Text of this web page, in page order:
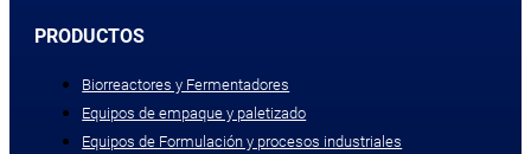
PRODUCTOS
Biorreactores y Fermentadores
Equipos de empaque y paletizado
Equipos de Formulación y procesos industriales